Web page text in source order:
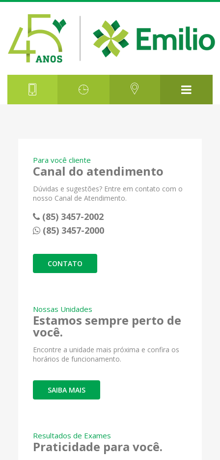
Para você cliente
Canal do atendimento
Dúvidas e sugestões? Entre em contato com o
nosso Canal de Atendimento.
(85) 3457-2002
(85) 3457-2000
CONTATO
Nossas Unidades
Estamos sempre perto de
você.
Encontre a unidade mais próxima e confira os
horários de funcionamento.
SAIBA MAIS
Resultados de Exames
Praticidade para você.